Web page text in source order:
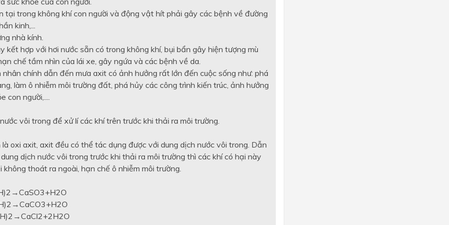
tại trong không khí con người và động vật hít phải gây các bệnh về đường
kinh,...
nhà kính.
kết hợp với hơi nước sẵn có trong không khí, bụi bẩn gây hiện tượng mù
chế tầm nhìn của lái xe, gây ngứa và các bệnh về da.
nhân chính dẫn đến mưa axit có ảnh hưởng rất lớn đến cuộc sống như: phá
làm ô nhiễm môi trường đất, phá hủy các công trình kiến trúc, ảnh hưởng
con người,....
vôi trong để xử lí các khí trên trước khi thải ra môi trường.
là oxi axit, axit đều có thể tác dụng được với dung dịch nước vôi trong. Dẫn
dịch nước vôi trong trước khi thải ra môi trường thì các khí có hại này
không thoát ra ngoài, hạn chế ô nhiễm môi trường.